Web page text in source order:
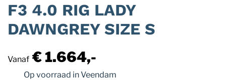
F3 4.0 RIG LADY
DAWNGREY SIZE S
Vanaf € 1.664,-
Op voorraad in Veendam